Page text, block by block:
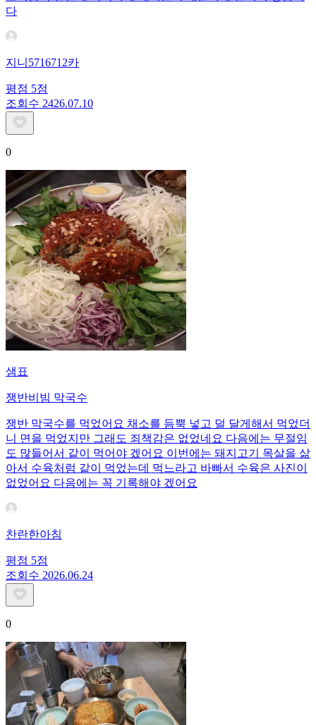
다
지니5716712카
평점 5점
조회수 2426.07.10
0
샘표
쟁반비빔 막국수
쟁반 막국수를 먹었어요 채소를 듬뿍 넣고 덜 달게해서 먹었더
니 면을 먹었지만 그래도 죄책감은 없었네요 다음에는 무절임
도 많들어서 같이 먹어야 겠어요 이번에는 돼지고기 목살을 삶
아서 수육처럼 같이 먹었는데 먹느라고 바빠서 수육은 사진이
없었어요 다음에는 꼭 기록해야 겠어요
찬란한아침
평점 5점
조회수 2026.06.24
0